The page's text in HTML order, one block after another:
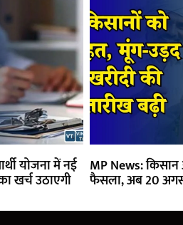
योजना में नई
खर्च उठाएगी
MP News:
फैसला, अब 20